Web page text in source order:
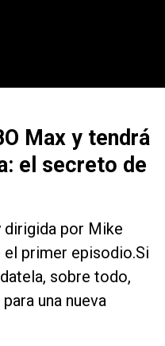
Max y tendrá
el secreto de
dirigida por Mike
primer episodio.Si
sobre todo,
una nueva